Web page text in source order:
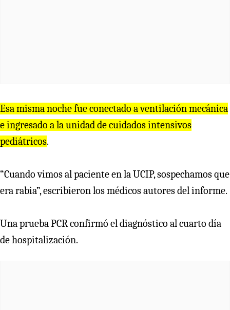
Esa misma noche fue conectado a ventilación mecánica
e ingresado a la unidad de cuidados intensivos
pediátricos.
“Cuando vimos al paciente en la UCIP, sospechamos que
era rabia”, escribieron los médicos autores del informe.
Una prueba PCR confirmó el diagnóstico al cuarto día
de hospitalización.